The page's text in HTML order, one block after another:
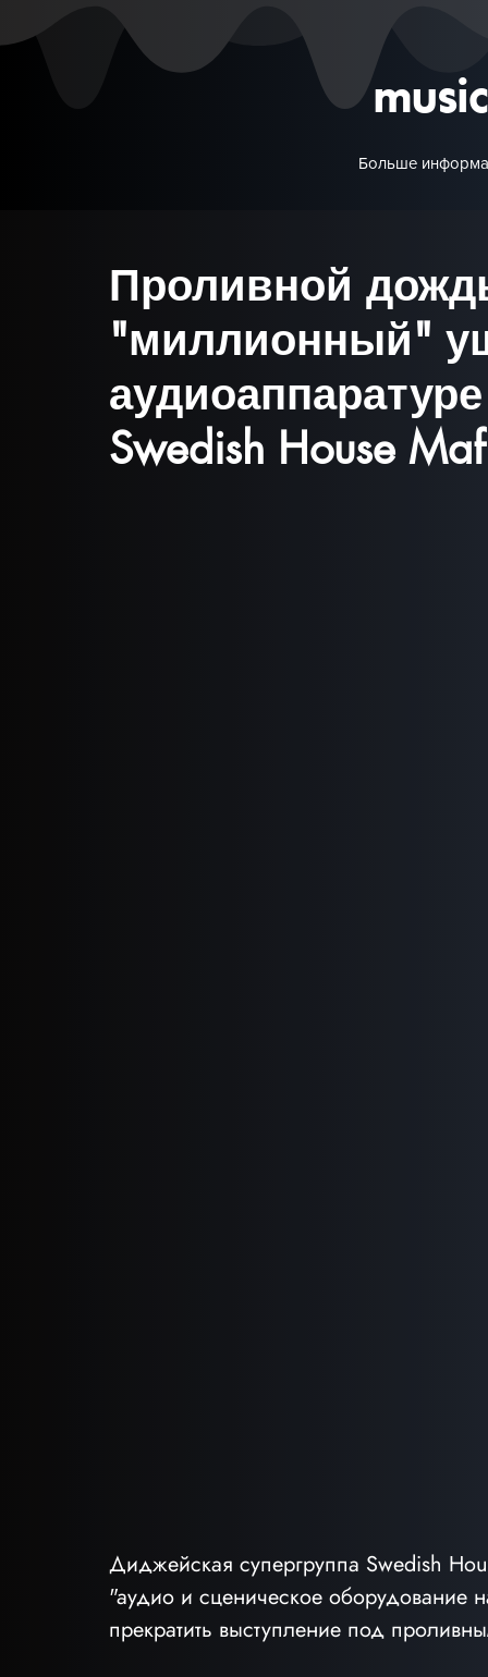
music
Больше
Проливной
"миллионный"
Swedish House
Диджейская супергруппа Swedish
"аудио и сценическое оборудование
прекратить выступление под